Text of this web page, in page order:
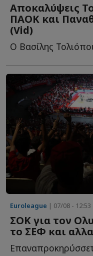
Αποκαλύψεις
ΠΑΟΚ και
(Vid)
Euroleague | 07/08 - 12:53
ΣΟΚ για τον
το ΣΕΦ και